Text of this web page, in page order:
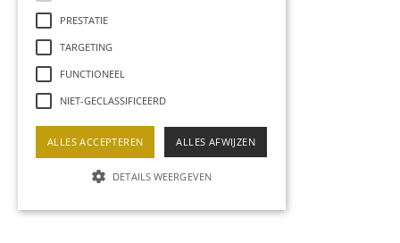
PRESTATIE
TARGETING
FUNCTIONEEL
NIET-GECLASSIFICEERD
ALLES ACCEPTEREN ALLES AFWIJZEN
DETAILS WEERGEVEN